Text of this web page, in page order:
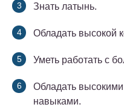
Знать латынь.
Обладать высокой
Уметь работать с
Обладать
навыками.